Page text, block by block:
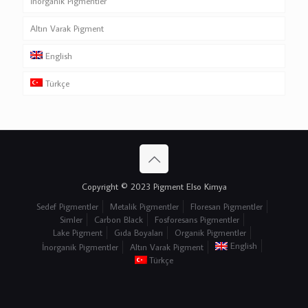
Prismatic Serisi
Altın Varak Pigment
English
Türkçe
Copyright © 2023 Pigment Elso Kimya
Sedef Pigmentler
Metalik Pigmentler
Floresan Pigmentler
Simler
Carbon Black
Fosforesans Pigmentler
Lake Pigment
Gıda Boyaları
Organik Pigmentler
İnorganik Pigmentler
Altın Varak Pigment
English
Türkçe